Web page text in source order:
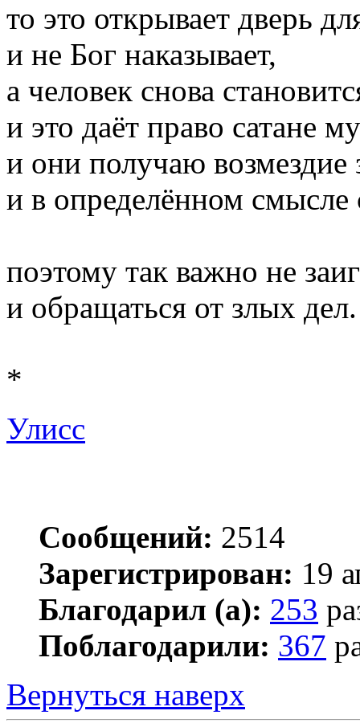
то это открывает дверь
и не Бог наказывает,
а человек снова
и это даёт право сатане
и они получаю возмездие
и в определённом смысле
поэтому так важно не
и обращаться от злых дел.
*
Улисс
Сообщений: 2514
Зарегистрирован: 19
Благодарил (а): 253
Поблагодарили: 367
Вернуться наверх